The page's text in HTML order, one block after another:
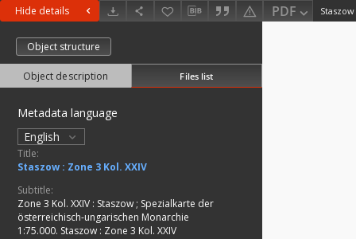
Hide details PDF
Object structure
Object description Files list
Metadata language
English
Title:
Staszow : Zone 3 Kol. XXIV
Subtitle:
Zone 3 Kol. XXIV : Staszow ; Spezialkarte der
österreichisch-ungarischen Monarchie
1:75.000. Staszow : Zone 3 Kol. XXIV